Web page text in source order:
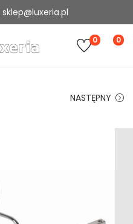
0 0
NASTĘPNY